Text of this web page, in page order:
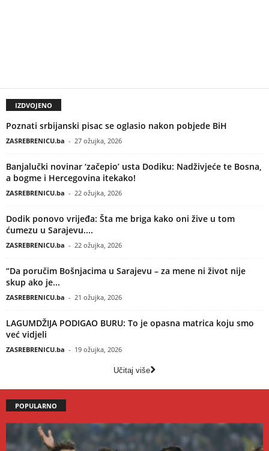
IZDVOJENO
Poznati srbijanski pisac se oglasio nakon pobjede BiH
ZASREBRENICU.ba - 27 ožujka, 2026
Banjalučki novinar ‘začepio’ usta Dodiku: Nadživjeće te Bosna,
a bogme i Hercegovina itekako!
ZASREBRENICU.ba - 22 ožujka, 2026
Dodik ponovo vrijeđa: Šta me briga kako oni žive u tom
ćumezu u Sarajevu....
ZASREBRENICU.ba - 22 ožujka, 2026
“Da poručim Bošnjacima u Sarajevu – za mene ni život nije
skup ako je...
ZASREBRENICU.ba - 21 ožujka, 2026
LAGUMDŽIJA PODIGAO BURU: To je opasna matrica koju smo
već vidjeli
ZASREBRENICU.ba - 19 ožujka, 2026
Učitaj više
POPULARNO